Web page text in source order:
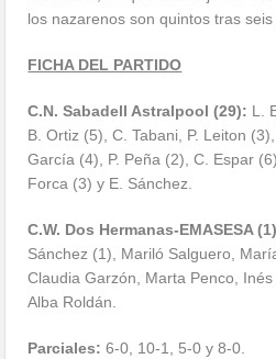
los nazarenos son quintos tras
FICHA DEL PARTIDO
C.N. Sabadell Astralpool (29): L.
B. Ortiz (5), C. Tabani, P. Leiton
García (4), P. Peña (2), C. Espar
Forca (3) y E. Sánchez.
C.W. Dos Hermanas-EMASESA
Sánchez (1), Mariló Salguero,
Claudia Garzón, Marta Penco,
Alba Roldán.
Parciales:6-0, 10-1, 5-0 y 8-0.